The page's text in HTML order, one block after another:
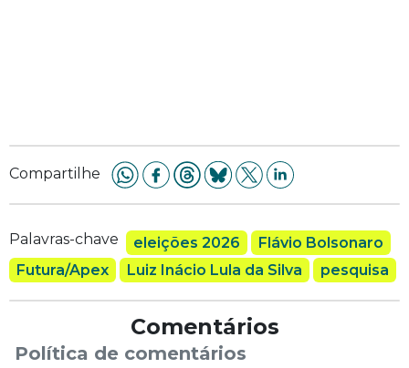
Compartilhe
Palavras-chave eleições 2026
Flávio Bolsonaro
Futura/Apex
Luiz Inácio Lula da Silva pesquisa
Comentários
Política de comentários